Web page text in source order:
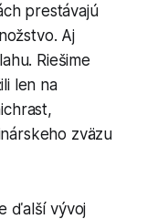
prestávajú
Aj
Riešime
len na
zväzu
ďalší vývoj